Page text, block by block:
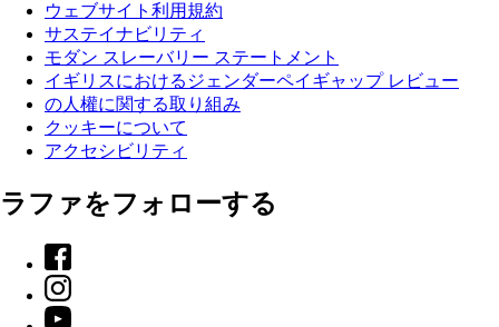
ウェブサイト利用規約
サステイナビリティ
モダン スレーバリー ステートメント
イギリスにおけるジェンダーペイギャップ レビュー
の人權に関する取り組み
クッキーについて
アクセシビリティ
ラファをフォローする
Facebook
Instagram
YouTube